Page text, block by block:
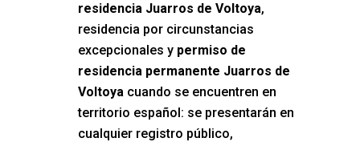
residencia Juarros de Voltoya,
residencia por circunstancias
excepcionales y permiso de
residencia permanente Juarros de
Voltoyacuando se encuentren en
territorio español: se presentarán en
cualquier registro público,